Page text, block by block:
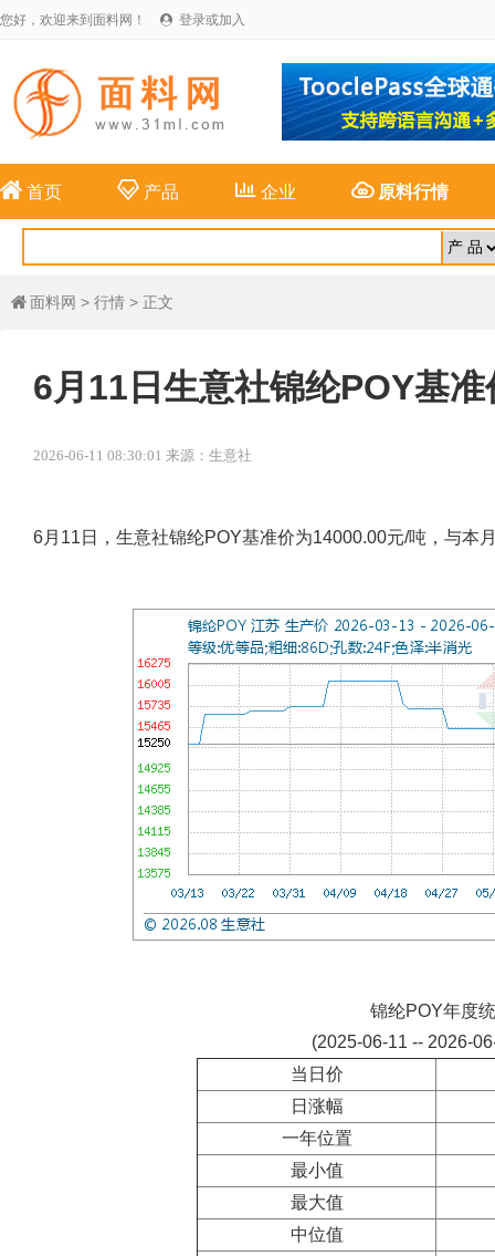
您好，欢迎来到面料网！  登录或加入
 首页 产品 企业 原料行情
 面料网 > 行情 > 正文
6月11日生意社锦纶POY基
2026-06-11 08:30:01 来源：生意社
6月11日，生意社锦纶POY基准价为14000.00元/吨，与本
锦纶POY年度
(2025-06-11 -- 2026-
当日价
日涨幅
一年位置
最小值
最大值
中位值